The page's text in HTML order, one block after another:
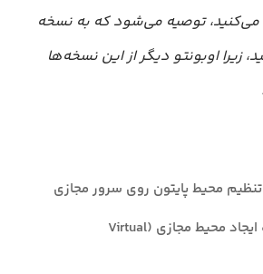
می‌کنید، توصیه می‌شود که به نسخه
زیرا اوبونتو دیگر از این نسخه‌ها
محیط پایتون روی سرور مجازی
مرحله دوم: نحوه ایجاد محیط مجازی (Virtual